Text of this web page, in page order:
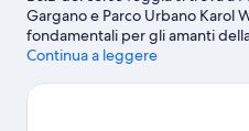
Gargano e Parco Urbano Karol
fondamentali per gli amanti
della zona spiccano Edicola
Santa meritano una visita.
Continua a leggere